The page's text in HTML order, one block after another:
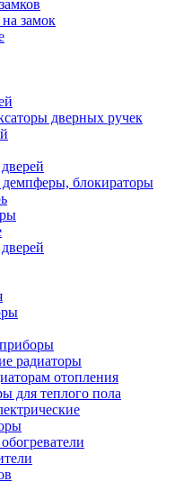
замок
дверных ручек
блокираторы
радиаторы
отопления
для теплого пола